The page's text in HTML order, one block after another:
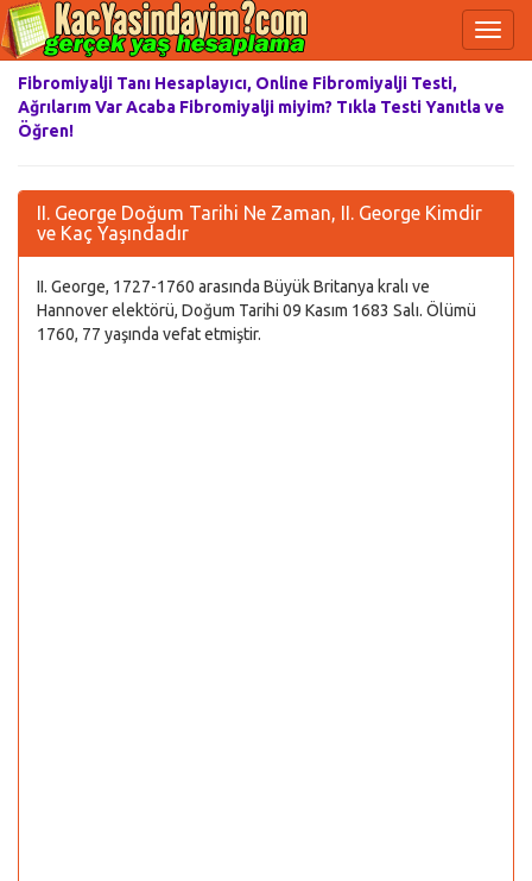
Fibromiyalji Tanı Hesaplayıcı, Online Fibromiyalji Testi,
Ağrılarım Var Acaba Fibromiyalji miyim? Tıkla Testi Yanıtla ve
Öğren!
II. George Doğum Tarihi Ne Zaman, II. George Kimdir
ve Kaç Yaşındadır
II. George, 1727-1760 arasında Büyük Britanya kralı ve
Hannover elektörü, Doğum Tarihi 09 Kasım 1683 Salı. Ölümü
1760, 77 yaşında vefat etmiştir.